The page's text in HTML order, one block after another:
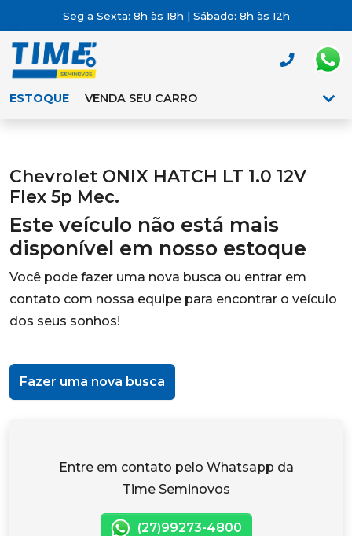
Seg a Sexta: 8h às 18h | Sábado: 8h às 12h
ESTOQUE VENDA SEU CARRO
Chevrolet ONIX HATCH LT 1.0 12V
Flex 5p Mec.
Este veículo não está mais
disponível em nosso estoque
Você pode fazer uma nova busca ou entrar em
contato com nossa equipe para encontrar o veículo
dos seus sonhos!
Fazer uma nova busca
Entre em contato pelo Whatsapp da
Time Seminovos
(27)99273-4800